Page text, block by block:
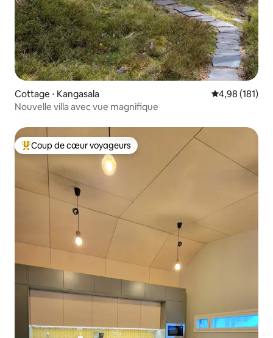
Cottage ⋅ Kangasala Évaluation
4,98 (181)
Nouvelle villa avec vue magnifique
Coups de cœur voyageurs les plus appréciés
Coup de cœur voyageurs